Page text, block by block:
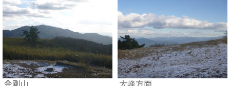
金剛山 大峰方面